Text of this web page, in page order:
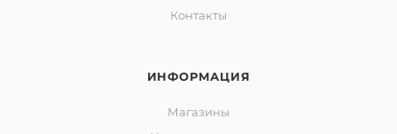
Контакты
ИНФОРМАЦИЯ
Магазины